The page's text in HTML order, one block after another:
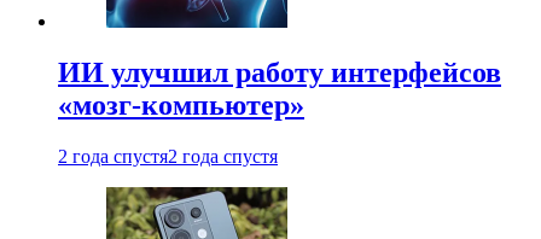
ИИ улучшил работу интерфейсов
«мозг-компьютер»
2 года спустя2 года спустя